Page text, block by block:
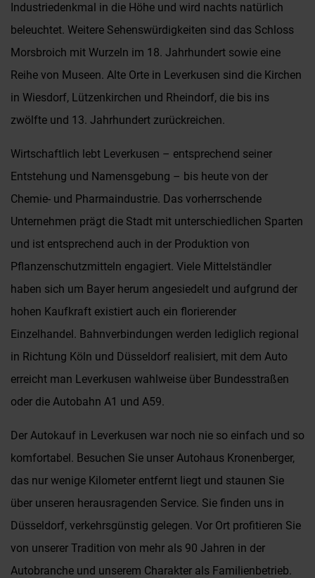
Industriedenkmal in die Höhe und wird nachts natürlich
beleuchtet. Weitere Sehenswürdigkeiten sind das Schloss
Morsbroich mit Wurzeln im 18. Jahrhundert sowie eine
Reihe von Museen. Alte Orte in Leverkusen sind die Kirchen
in Wiesdorf, Lützenkirchen und Rheindorf, die bis ins
zwölfte und 13. Jahrhundert zurückreichen.
Wirtschaftlich lebt Leverkusen – entsprechend seiner
Entstehung und Namensgebung – bis heute von der
Chemie- und Pharmaindustrie. Das vorherrschende
Unternehmen prägt die Stadt mit unterschiedlichen Sparten
und ist entsprechend auch in der Produktion von
Pflanzenschutzmitteln engagiert. Viele Mittelständler
haben sich um Bayer herum angesiedelt und aufgrund der
hohen Kaufkraft existiert auch ein florierender
Einzelhandel. Bahnverbindungen werden lediglich regional
in Richtung Köln und Düsseldorf realisiert, mit dem Auto
erreicht man Leverkusen wahlweise über Bundesstraßen
oder die Autobahn A1 und A59.
Der Autokauf in Leverkusen war noch nie so einfach und so
komfortabel. Besuchen Sie unser Autohaus Kronenberger,
das nur wenige Kilometer entfernt liegt und staunen Sie
über unseren herausragenden Service. Sie finden uns in
Düsseldorf, verkehrsgünstig gelegen. Vor Ort profitieren Sie
von unserer Tradition von mehr als 90 Jahren in der
Autobranche und unserem Charakter als Familienbetrieb.